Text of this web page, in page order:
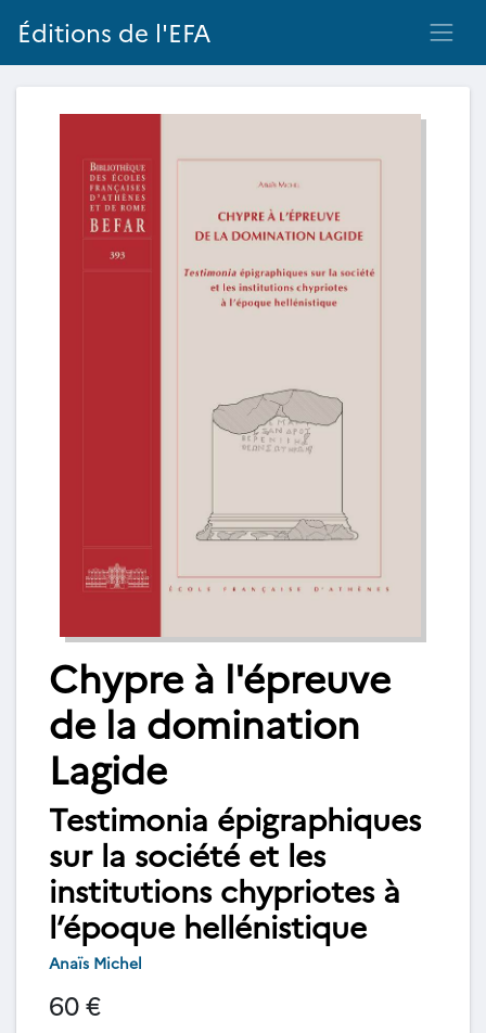
Éditions de l'EFA
Chypre à l'épreuve
de la domination
Lagide
Testimonia épigraphiques
sur la société et les
institutions chypriotes à
l’époque hellénistique
Anaïs Michel
60 €